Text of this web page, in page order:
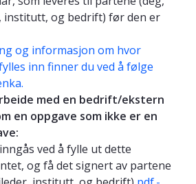
institutt, og bedrift) før den er
og informasjon om hvor
inn finner du ved å følge
med en bedrift/ekstern
en oppgave som ikke er en
ved å fylle ut dette
og få det signert av partene